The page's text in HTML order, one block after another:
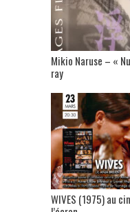
Mikio Naruse – «
ray
WIVES (1975) au